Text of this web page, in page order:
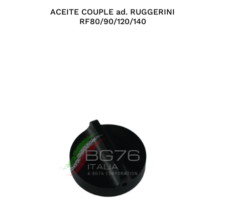
ACEITE COUPLE ad. RUGGERINI
RF80/90/120/140